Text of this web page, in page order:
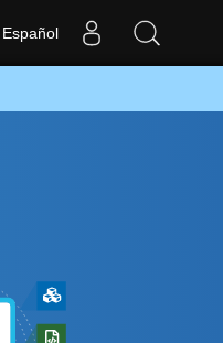
Español